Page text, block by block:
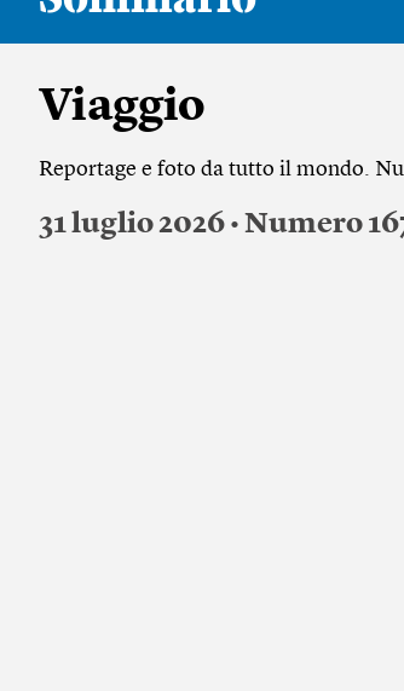
Viaggio
Reportage e foto da tutto il mondo.
31 luglio 2026 • Numero